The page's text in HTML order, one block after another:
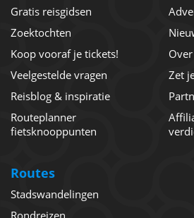
Gratis reisgidsen
Zoektochten
Koop vooraf je tickets!
Veelgestelde vragen
Reisblog & inspiratie
Routeplanner
fietsknooppunten
Zet
Routes
Stadswandelingen